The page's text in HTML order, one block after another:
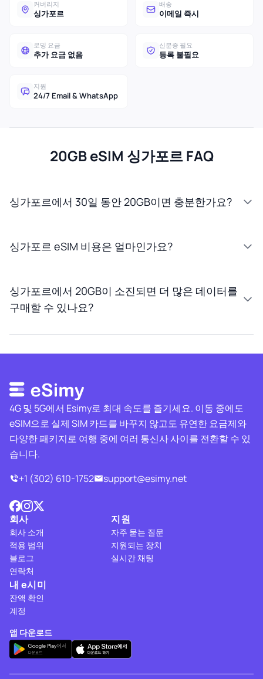
커버리지
싱가포르
배송
이메일 즉시
로밍 요금
추가 요금 없음
신분증 필요
등록 불필요
지원
24/7 Email & WhatsApp
20GB eSIM 싱가포르 FAQ
싱가포르에서 30일 동안 20GB이면 충분한가요?
싱가포르 eSIM 비용은 얼마인가요?
싱가포르에서 20GB이 소진되면 더 많은 데이터를
구매할 수 있나요?
4G 및 5G에서 Esimy로 최대 속도를 즐기세요. 이동 중에도
eSIM으로 실제 SIM 카드를 바꾸지 않고도 유연한 요금제와
다양한 패키지로 여행 중에 여러 통신사 사이를 전환할 수 있
습니다.
+1 (302) 610-1752
support@esimy.net
회사
회사 소개
적용 범위
블로그
연락처
지원
자주 묻는 질문
지원되는 장치
실시간 채팅
내 e시미
잔액 확인
계정
앱 다운로드